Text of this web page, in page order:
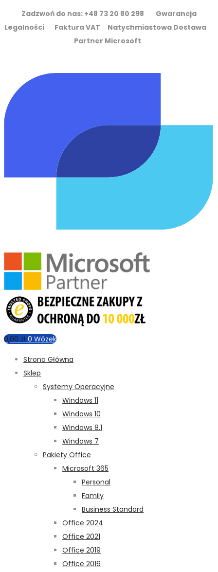
Zadzwoń do nas: +48 73 20 80 298 Gwarancja
Legalności Faktura VAT Natychmiastowa Dostawa
Partner Microsoft
0,00 zł 0 Wózek
Strona Główna
Sklep
Systemy Operacyjne
Windows 11
Windows 10
Windows 8.1
Windows 7
Pakiety Office
Microsoft 365
Personal
Family
Business Standard
Office 2024
Office 2021
Office 2019
Office 2016